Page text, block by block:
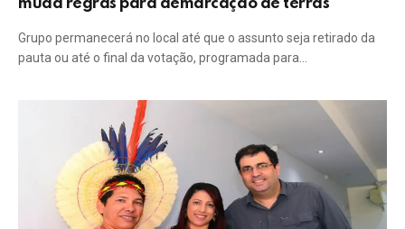
Grupo permanecerá no local até que o assunto seja retirado da
pauta ou até o final da votação, programada para…